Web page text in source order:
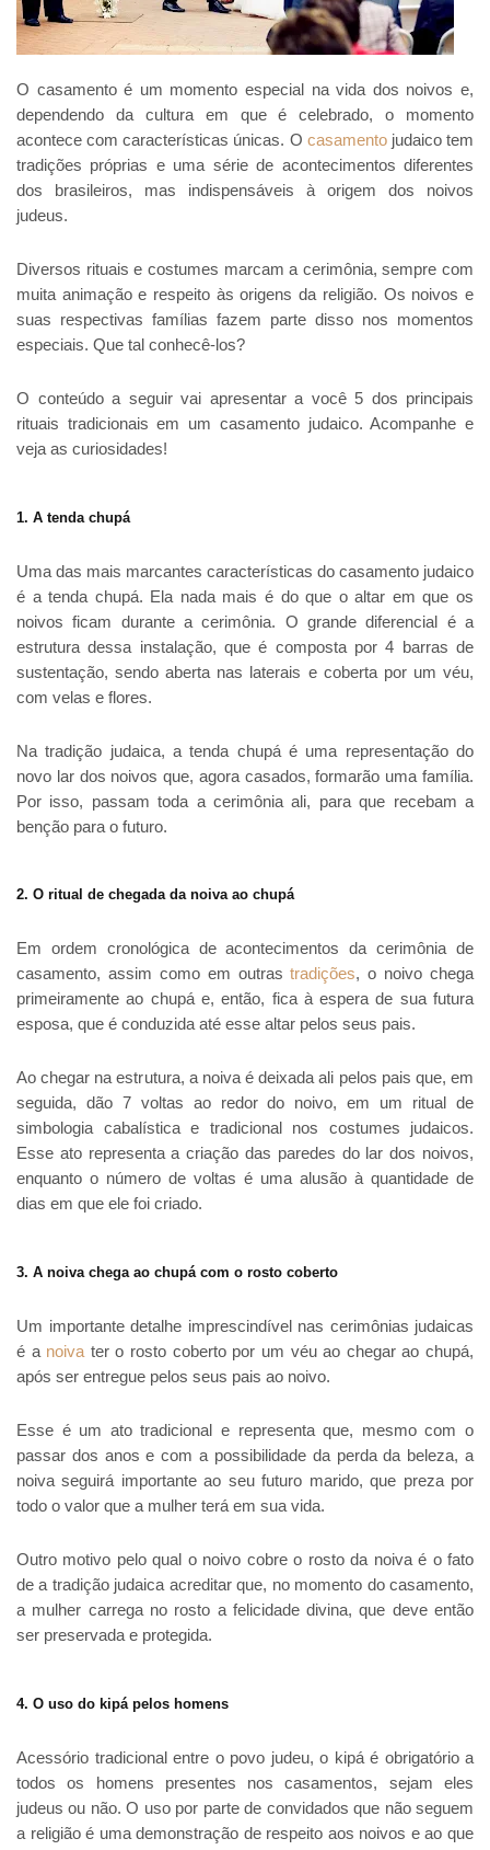
O casamentoé um momento especial na vida dos noivos e,
dependendo da cultura em que é celebrado, o momento
acontece com características únicas. O casamento judaico tem
tradições próprias e uma série de acontecimentos diferentes
dos brasileiros, mas indispensáveis à origem dos noivos
judeus.
Diversos rituais e costumes marcam a cerimônia, sempre com
muita animação e respeito às origens da religião. Os noivos e
suas respectivas famílias fazem parte disso nos momentos
especiais. Que tal conhecê-los?
O conteúdo a seguir vai apresentar a você 5 dos principais
rituais tradicionais em um casamento judaico. Acompanhe e
veja as curiosidades!
1. A tenda chupá
Uma das mais marcantes características do casamento judaico
é a tenda chupá. Ela nada mais é do que o altar em que os
noivos ficam durante a cerimônia. O grande diferencial é a
estrutura dessa instalação, que é composta por 4 barras de
sustentação, sendo aberta nas laterais e coberta por um véu,
com velas e flores.
Na tradição judaica, a tenda chupá é uma representação do
novo lar dos noivos que, agora casados, formarão uma família.
Por isso, passam toda a cerimônia ali, para que recebam a
benção para o futuro.
2. O ritual de chegada da noiva ao chupá
Em ordem cronológica de acontecimentos da cerimônia de
casamento, assim como em outrastradições, o noivo chega
primeiramente ao chupá e, então, fica à espera de sua futura
esposa, que é conduzida até esse altar pelos seus pais.
Ao chegar na estrutura, a noiva é deixada ali pelos pais que, em
seguida, dão 7 voltas ao redor do noivo, em um ritual de
simbologia cabalística e tradicional nos costumes judaicos.
Esse ato representa a criação das paredes do lar dos noivos,
enquanto o número de voltas é uma alusão à quantidade de
dias em que ele foi criado.
3. A noiva chega ao chupá com o rosto coberto
Um importante detalhe imprescindível nas cerimônias judaicas
é a noiva ter o rosto coberto por um véu ao chegar ao chupá,
após ser entregue pelos seus pais ao noivo.
Esse é um ato tradicional e representa que, mesmo com o
passar dos anos e com a possibilidade da perda da beleza, a
noiva seguirá importante ao seu futuro marido, que preza por
todo o valor que a mulher terá em sua vida.
Outro motivo pelo qual o noivo cobre o rosto da noiva é o fato
de a tradição judaica acreditar que, no momento do casamento,
a mulher carrega no rosto a felicidade divina, que deve então
ser preservada e protegida.
4. O uso do kipá pelos homens
Acessório tradicional entre o povo judeu, o kipá é obrigatório a
todos os homens presentes nos casamentos, sejam eles
judeus ou não. O uso por parte de convidados que não seguem
a religião é uma demonstração de respeito aos noivos e ao que